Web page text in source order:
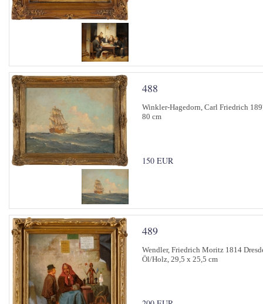
488
Winkler-Hagedorn, Carl Friedrich
80 cm
150 EUR
489
Wendler, Friedrich Moritz 1814
Öl/Holz, 29,5 x 25,5 cm